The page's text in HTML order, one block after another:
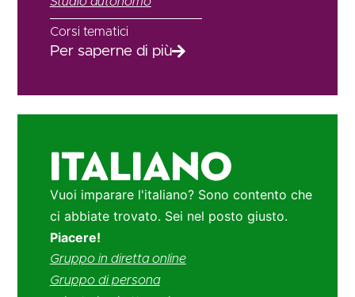
Corsi tematici
Per saperne di più
Italiano
Vuoi imparare l'italiano? Sono contento che
ci abbiate trovato. Sei nel posto giusto.
Piacere!
Gruppo in diretta online
Gruppo di persona